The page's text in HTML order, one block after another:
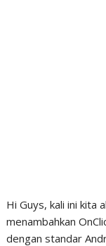
Hi Guys, kali ini kita
menambahkan
dengan standar